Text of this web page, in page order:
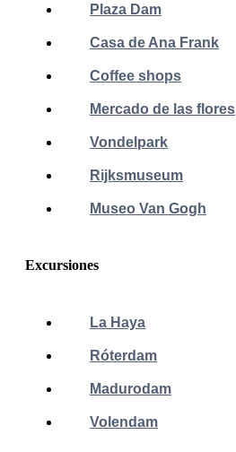
Plaza Dam
Casa de Ana Frank
Coffee shops
Mercado de las flores
Vondelpark
Rijksmuseum
Museo Van Gogh
Excursiones
La Haya
Róterdam
Madurodam
Volendam